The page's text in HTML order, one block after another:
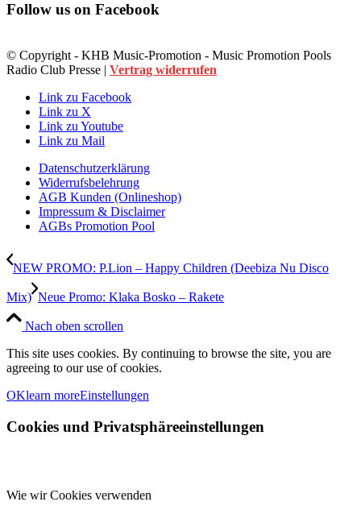
Follow us on Facebook
© Copyright - KHB Music-Promotion - Music Promotion Pools
Radio Club Presse | Vertrag widerrufen
Link zu Facebook
Link zu X
Link zu Youtube
Link zu Mail
Datenschutzerklärung
Widerrufsbelehrung
AGB Kunden (Onlineshop)
Impressum & Disclaimer
AGBs Promotion Pool
NEW PROMO: P.Lion – Happy Children (Deebiza Nu Disco
Mix) Neue Promo: Klaka Bosko – Rakete
Nach oben scrollen
This site uses cookies. By continuing to browse the site, you are
agreeing to our use of cookies.
OKlearn moreEinstellungen
Cookies und Privatsphäreeinstellungen
Wie wir Cookies verwenden